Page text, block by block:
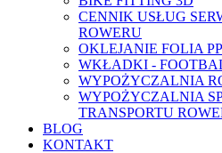
CENNIK USŁUG
ROWERU
OKLEJANIE FOLIA
WKŁADKI -
WYPOŻYCZALNIA
WYPOŻYCZALNIA
TRANSPORTU
BLOG
KONTAKT